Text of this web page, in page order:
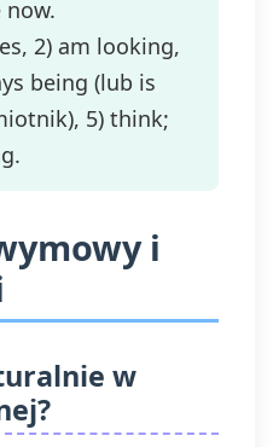
now.
2) am looking,
being (lub is
5) think;
i
w